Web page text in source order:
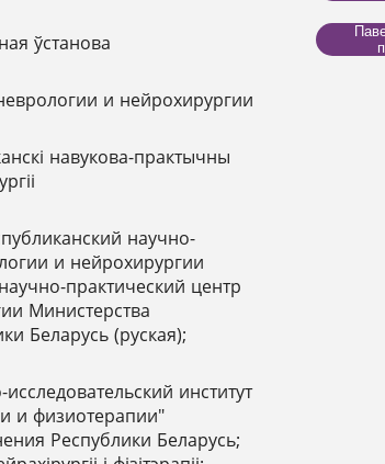
ўстанова
и нейрохирургии
навукова-практычны
научно-
и нейрохирургии
практический центр
Министерства
Беларусь (руская);
институт
и физиотерапии"
Республики Беларусь;